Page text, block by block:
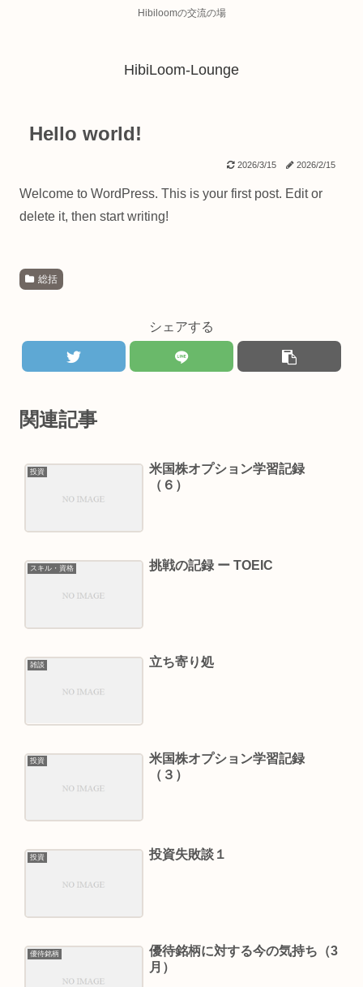
Hibiloomの交流の場
HibiLoom-Lounge
Hello world!
2026/3/15 2026/2/15
Welcome to WordPress. This is your first post. Edit or
delete it, then start writing!
総括
シェアする
関連記事
投資
米国株オプション学習記録
（６）
スキル・資格 挑戦の記録 ー TOEIC
雑談 立ち寄り処
投資
米国株オプション学習記録
（３）
投資 投資失敗談１
優待銘柄
優待銘柄に対する今の気持ち（3
月）